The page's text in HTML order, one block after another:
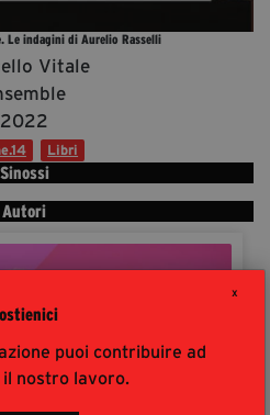
X
puoi contribuire ad
nostro lavoro.
Sinossi
Le indagini di Aurelio Rasselli
Vitale
2022
Libri
Autori